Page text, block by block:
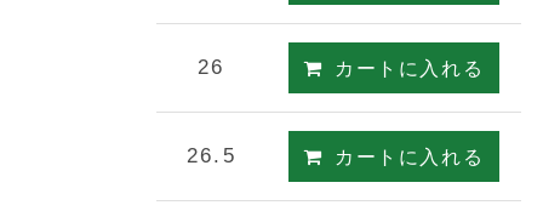
26 カートに入れる
26.5 カートに入れる